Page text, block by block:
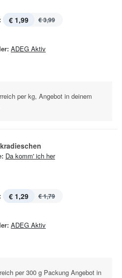
€ 1,99 € 3,99
ADEG Aktiv
per kg, Angebot in deinem
Da komm' ich her
€ 1,29 € 1,79
ADEG Aktiv
per 300 g Packung Angebot in